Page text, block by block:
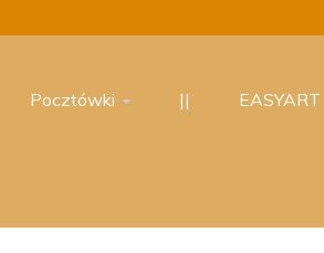
Pocztówki || EASYART